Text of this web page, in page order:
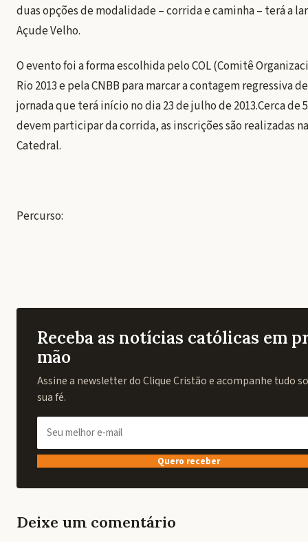
duas opções de modalidade – corrida e caminha – terá a
Açude Velho.
O evento foi a forma escolhida pelo COL (Comitê
Rio 2013 e pela CNBB para marcar a contagem regressiva
jornada que terá início no dia 23 de julho de 2013.Cerca de
devem participar da corrida, as inscrições são realizadas
Catedral.
Percurso:
Receba as notícias católicas em
mão
Assine a newsletter do Clique Cristão e acompanhe tudo
sua fé.
Quero receber
Deixe um comentário